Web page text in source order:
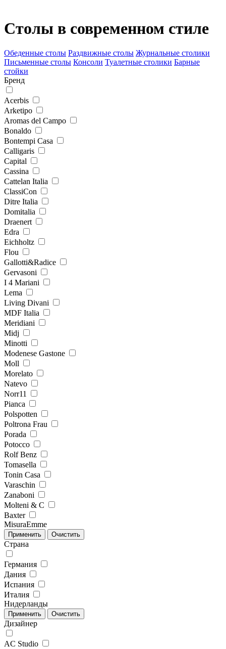
Столы в современном стиле
Обеденные столы Раздвижные столы Журнальные столики
Письменные столы Консоли Туалетные столики Барные
стойки
Бренд
Acerbis
Arketipo
Aromas del Campo
Bonaldo
Bontempi Casa
Calligaris
Capital
Cassina
Cattelan Italia
ClassiСon
Ditre Italia
Domitalia
Draenert
Edra
Eichholtz
Flou
Gallotti&Radice
Gervasoni
I 4 Mariani
Lema
Living Divani
MDF Italia
Meridiani
Midj
Minotti
Modenese Gastone
Moll
Morelato
Natevo
Norr11
Pianca
Polspotten
Poltrona Frau
Porada
Potocco
Rolf Benz
Tomasella
Tonin Casa
Varaschin
Zanaboni
Molteni & C
Baxter
MisuraEmme
Страна
Германия
Дания
Испания
Италия
Нидерланды
Дизайнер
AC Studio